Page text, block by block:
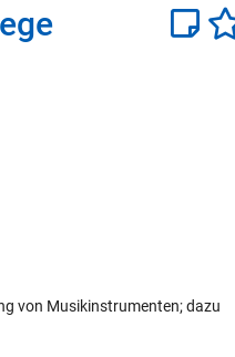
von Musikinstrumenten; dazu